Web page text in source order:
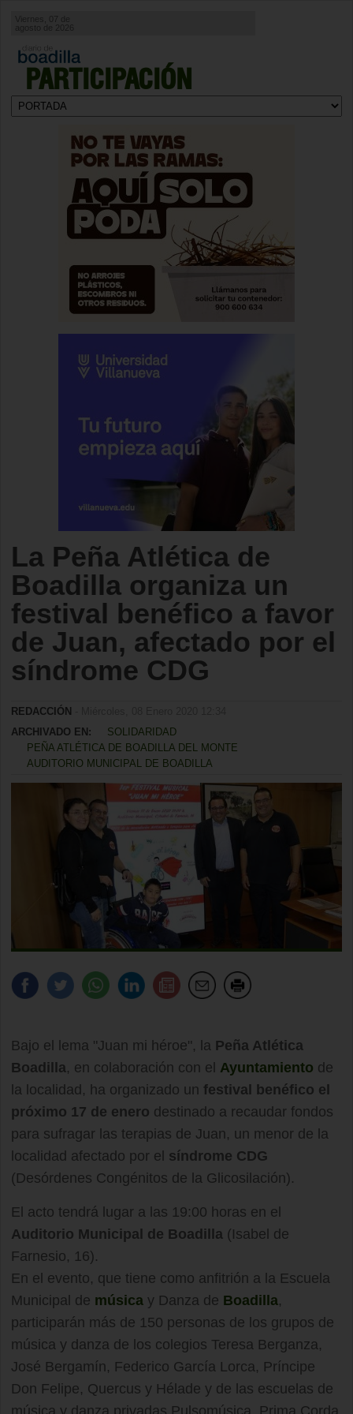
PARTICIPACIÓN
agosto de 2026
La Peña Atlética de
Boadilla organiza un
festival benéfico a favor
de Juan, afectado por el
síndrome CDG
REDACCIÓN
ARCHIVADO EN:
SOLIDARIDAD
PEÑA ATLÉTICA DE BOADILLA DEL MONTE
AUDITORIO MUNICIPAL DE BOADILLA
Bajo el lema "Juan mi héroe", la Peña Atlética
Boadilla, en colaboración con el Ayuntamiento de
la localidad, ha organizado un festival benéfico el
próximo 17 de enero destinado a recaudar fondos
para sufragar las terapias de Juan, un menor de la
localidad afectado por el síndrome CDG
(Desórdenes Congénitos de la Glicosilación).
El acto tendrá lugar a las 19:00 horas en el
Auditorio Municipal de Boadilla (Isabel de
Farnesio, 16).
En el evento, que tiene como anfitrión a la Escuela
Municipal de música y Danza de Boadilla,
participarán más de 150 personas de los grupos de
música y danza de los colegios Teresa Berganza,
José Bergamín, Federico García Lorca, Príncipe
Don Felipe, Quercus y Hélade y de las escuelas de
música y danza privadas Pulsomúsica, Prima Corda